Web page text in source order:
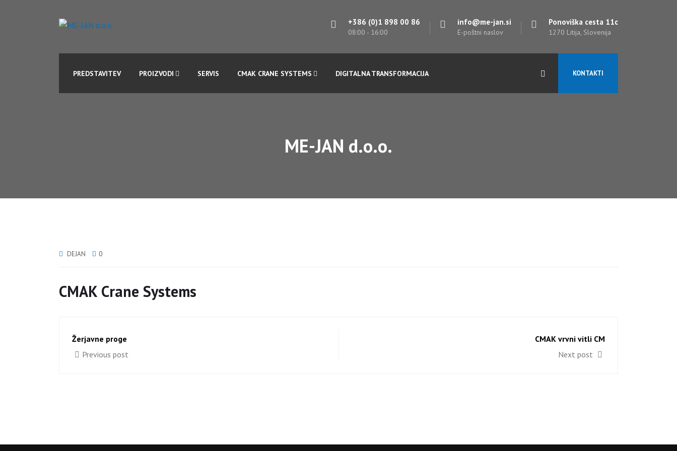
+386 (0)1 898 00 86
08:00 - 16:00
info@me-jan.si
E-poštni naslov
Ponoviška cesta 11c
1270 Litija, Slovenija
PREDSTAVITEV PROIZVODI SERVIS CMAK CRANE SYSTEMS DIGITALNA TRANSFORMACIJA KONTAKTI
ME-JAN d.o.o.
DEJAN 0
CMAK Crane Systems
Žerjavne proge
Previous post
CMAK vrvni vitli CM
Next post